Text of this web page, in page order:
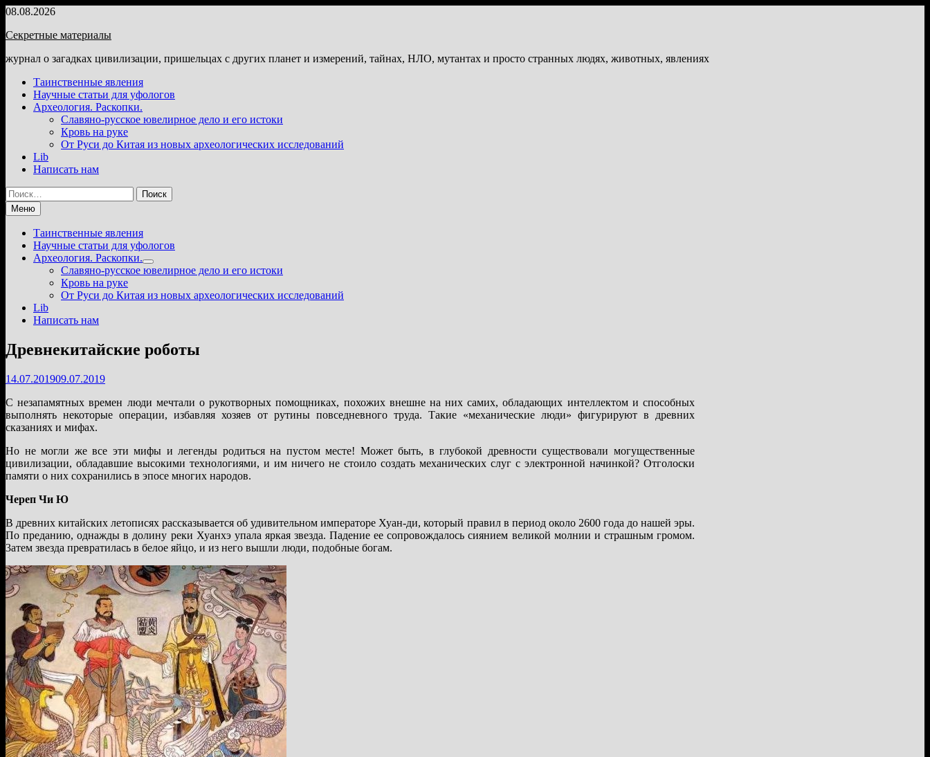
Перейти
содержимому
08.08.2026
Секретные материалы
журнал о загадках цивилизации, пришельцах с других планет и измерений, тайнах, НЛО, мутантах и просто странных людях, животных, явлениях
Таинственные явления
Научные статьи для уфологов
Археология. Раскопки.
Славяно-русское ювелирное дело и его истоки
Кровь на руке
От Руси до Китая из новых археологических исследований
Lib
Написать нам
Найти:
Меню
Таинственные явления
Научные статьи для уфологов
Археология. Раскопки.
Показать
подменю
Славяно-русское ювелирное дело и его истоки
Кровь на руке
От Руси до Китая из новых археологических исследований
Lib
Написать нам
Древнекитайские роботы
14.07.201909.07.2019
С незапамятных времен люди мечтали о рукотворных помощниках, похожих внешне на них самих, обладающих интеллектом и способных
выполнять некоторые операции, избавляя хозяев от рутины повседневного труда. Такие «механические люди» фигурируют в древних
сказаниях и мифах.
Но не могли же все эти мифы и легенды родиться на пустом месте! Может быть, в глубокой древности существовали могущественные
цивилизации, обладавшие высокими технологиями, и им ничего не стоило создать механических слуг с электронной начинкой? Отголоски
памяти о них сохранились в эпосе многих народов.
Череп Чи Ю
В древних китайских летописях рассказывается об удивительном императоре Хуан-ди, который правил в период около 2600 года до нашей эры.
По преданию, однажды в долину реки Хуанхэ упала яркая звезда. Падение ее сопровождалось сиянием великой молнии и страшным громом.
3атем звезда превратилась в белое яйцо, и из него вышли люди, подобные богам.